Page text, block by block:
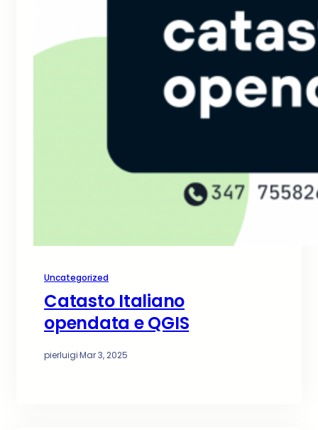
Uncategorized
Catasto Italiano
opendata e QGIS
pierluigi·Mar 3, 2025